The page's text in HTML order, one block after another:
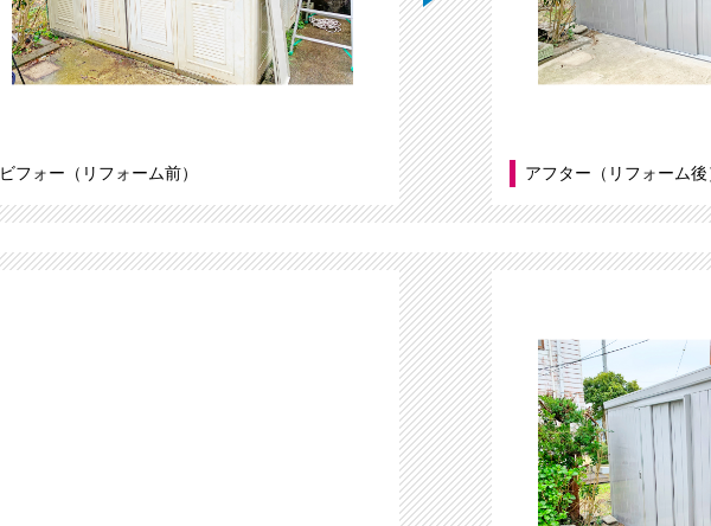
ビフォー（リフォーム前） アフター（リフォーム後